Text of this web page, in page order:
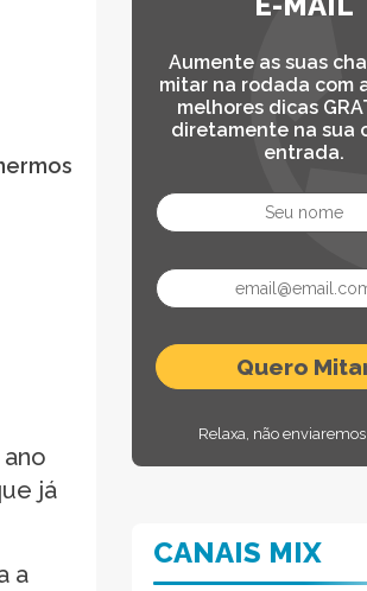
já
a
Aumente as suas
mitar na rodada com
melhores dicas
diretamente na sua
entrada.
Relaxa, não
CANAIS MIX